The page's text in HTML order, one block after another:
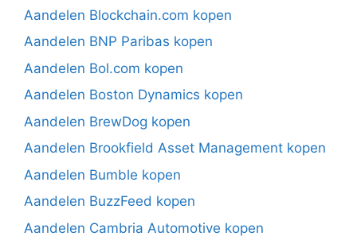
Aandelen Blockchain.com kopen
Aandelen BNP Paribas kopen
Aandelen Bol.com kopen
Aandelen Boston Dynamics kopen
Aandelen BrewDog kopen
Aandelen Brookfield Asset Management kopen
Aandelen Bumble kopen
Aandelen BuzzFeed kopen
Aandelen Cambria Automotive kopen